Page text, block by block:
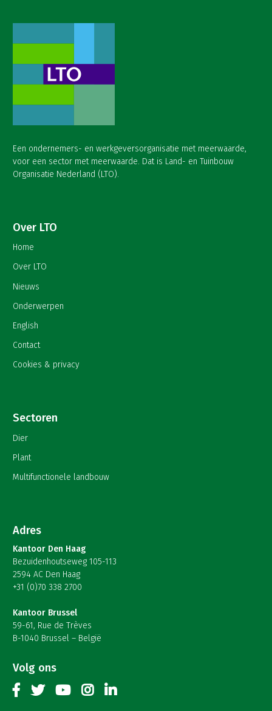
Een ondernemers- en werkgeversorganisatie met meerwaarde,
voor een sector met meerwaarde. Dat is Land- en Tuinbouw
Organisatie Nederland (LTO).
Over LTO
Home
Over LTO
Nieuws
Onderwerpen
English
Contact
Cookies & privacy
Sectoren
Dier
Plant
Multifunctionele landbouw
Adres
Kantoor Den Haag
Bezuidenhoutseweg 105-113
2594 AC Den Haag
+31 (0)70 338 2700
Kantoor Brussel
59-61, Rue de Trèves
B-1040 Brussel – België
Volg ons